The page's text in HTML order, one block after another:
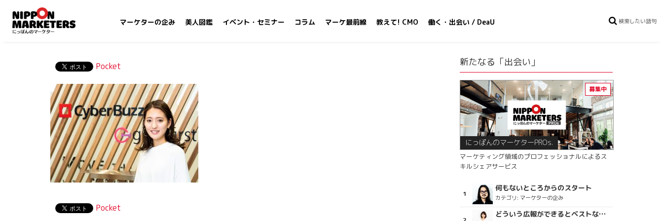
マーケターの企み 美人図鑑 イベント・セミナー コラム マーケ最前線 教えて! CMO 働く・出会い / DeaU
Pocket
Pocket
新たなる「出会い」
にっぽんのマーケターPROs.
マーケティング領域のプロフェッショナルによるス
キルシェアサービス
何もないところからのスタート
カテゴリ: マーケターの企み
どういう広報ができるとベストなのか